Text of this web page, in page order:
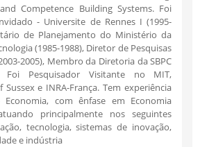
Competence Building Systems. Foi
- Universite de Rennes I (1995-
de Planejamento do Ministério da
(1985-1988), Diretor de Pesquisas
2005), Membro da Diretoria da SBPC
Foi Pesquisador Visitante no MIT,
Sussex e INRA-França. Tem experiência
com ênfase em Economia
principalmente nos seguintes
tecnologia, sistemas de inovação,
e indústria